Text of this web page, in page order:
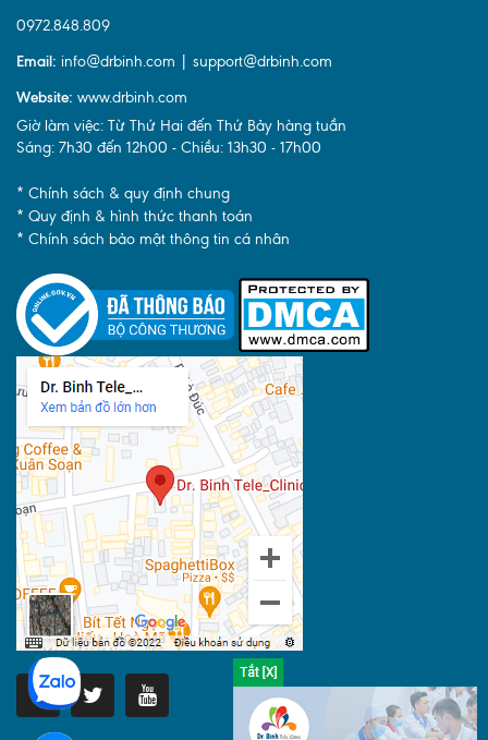
0972.848.809
Email: info@drbinh.com | support@drbinh.com
Website: www.drbinh.com
Giờ làm việc: Từ Thứ Hai đến Thứ Bảy hàng tuần
Sáng: 7h30 đến 12h00 - Chiều: 13h30 - 17h00
* Chính sách & quy định chung
* Quy định & hình thức thanh toán
* Chính sách bảo mật thông tin cá nhân